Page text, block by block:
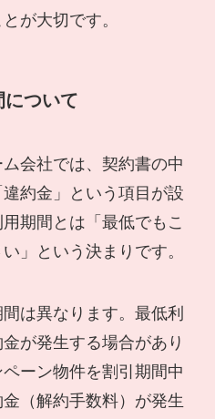
が大切です。
ついて
会社では、契約書の中
約金」という項目が設
期間とは「最低でもこ
」という決まりです。
は異なります。最低利
が発生する場合があり
ーン物件を割引期間中
（解約手数料）が発生